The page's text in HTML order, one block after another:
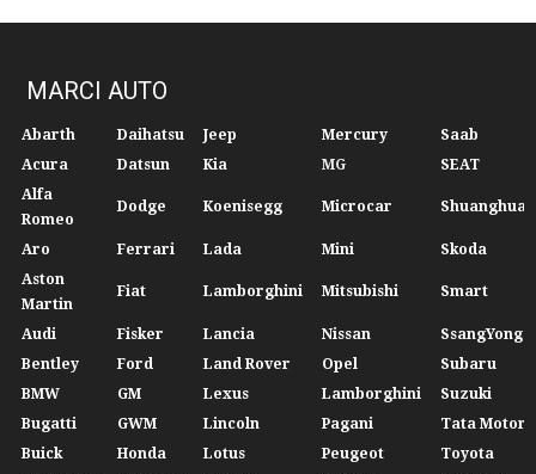
MARCI AUTO
Abarth Daihatsu Jeep Mercury
Saab
Acura
Datsun Kia MG
SEAT
Alfa
Romeo
Dodge Koenisegg Microcar Shuanghuan
Aro Ferrari Lada Mini
Skoda
Aston
Martin
Fiat Lamborghini Mitsubishi Smart
Audi Fisker Lancia Nissan
SsangYong
Bentley
Ford Land Rover Opel
Subaru
BMW
GM Lexus Lamborghini
Suzuki
Bugatti
GWM Lincoln Pagani
Tata Motors
Buick
Honda Lotus Peugeot
Toyota